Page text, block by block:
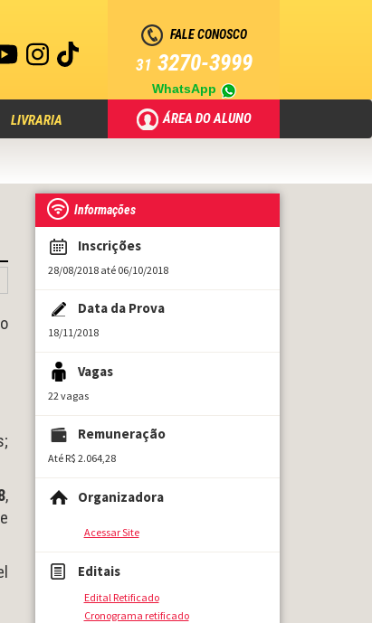
FALE CONOSCO
31 3270-3999
WhatsApp
LIVRARIA ÁREA DO ALUNO
,
Informações
Inscrições
28/08/2018 até 06/10/2018
Data da Prova
18/11/2018
Vagas
22 vagas
Remuneração
Até R$ 2.064,28
Organizadora
Acessar Site
Editais
Edital Retificado
Cronograma retificado